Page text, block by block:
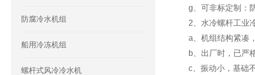
防腐冷水机组
船用冷冻机组
螺杆式风冷冷水机
g 、可非标定制：
2 、水冷螺杆工业
a
机组结构紧凑
b、 出厂时，已严
c、 振动小，基础